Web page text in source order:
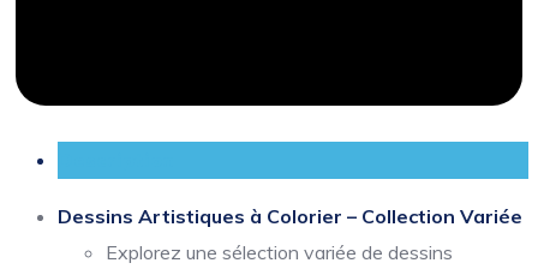
Dessins Artistiques à Colorier – Collection Variée
Explorez une sélection variée de dessins